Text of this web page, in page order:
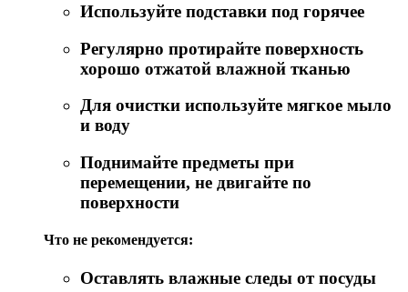
Используйте подставки под горячее
Регулярно протирайте поверхность
хорошо отжатой влажной тканью
Для очистки используйте мягкое мыло
и воду
Поднимайте предметы при
перемещении, не двигайте по
поверхности
Что не рекомендуется:
Оставлять влажные следы от посуды